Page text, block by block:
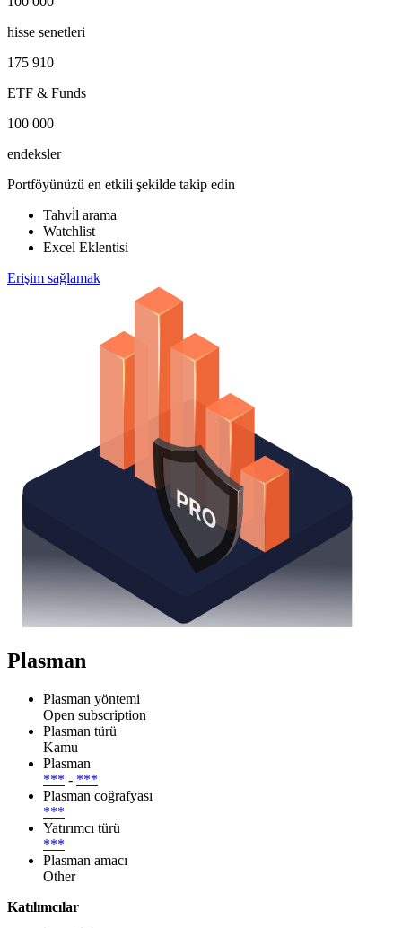
hisse senetleri
175 910
ETF & Funds
100 000
endeksler
Portföyünüzü en etkili şekilde takip edin
Tahvi̇l arama
Watchlist
Excel Eklentisi
Erişim sağlamak
Plasman
Plasman yöntemi
Open subscription
Plasman türü
Kamu
Plasman
*** - ***
Plasman coğrafyası
***
Yatırımcı türü
***
Plasman amacı
Other
Katılımcılar